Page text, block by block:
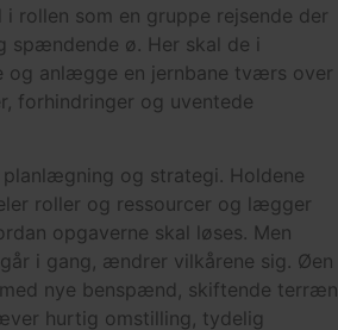
rollen som en gruppe rejsende der
spændende ø. Her skal de i
anlægge en jernbane tværs over
forhindringer og uventede
og strategi. Holdene
roller og ressourcer og lægger
opgaverne skal løses. Men
i gang, ændrer vilkårene sig. Øen
nye benspænd, skiftende terræn
hurtig omstilling, tydelig